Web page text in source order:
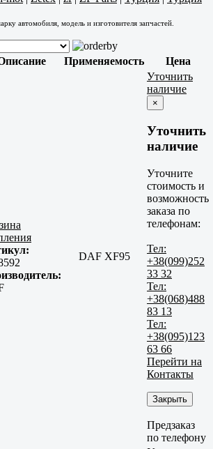
автомобиля, модель и изготовителя запчастей.
Применяемость Цена
DAF XF95
Уточнить
наличие
×
Уточнить
наличие
Уточните
стоимость и
возможность
заказа по
телефонам:
Тел:
+38(099)252
33 32
Тел:
+38(068)488
83 13
Тел:
+38(095)123
63 66
Перейти на
Контакты
Закрыть
Предзаказ
по телефону